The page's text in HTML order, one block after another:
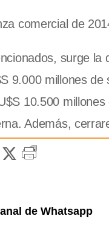
comercial de
surge
9.000 millones
10.500
Además,
de Whatsapp